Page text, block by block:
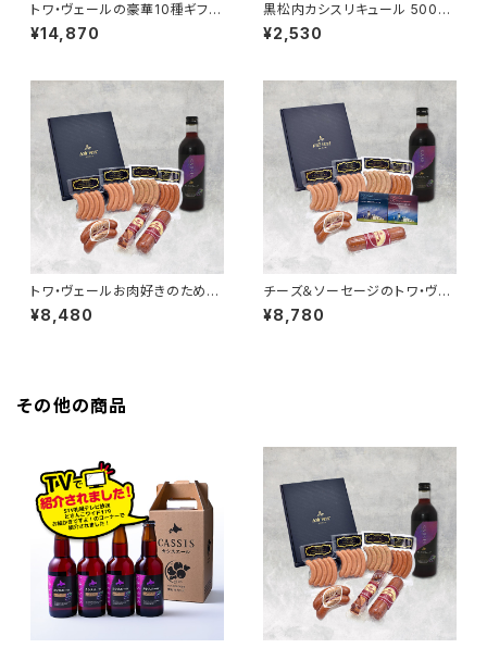
トワ・ヴェールの豪華10種ギフト
セットと「黒松内カシスエール 3
30ml」4本
¥14,870
黒松内カシスリキュール 500ml
（化粧箱付き）
¥2,530
トワ・ヴェールお肉好きのための
ギフトセットと「黒松内カシスリ
キュール 500ml」1本
¥8,480
チーズ＆ソーセージのトワ・ヴェ
ールギフトセットと「黒松内カシ
スリキュール 500ml」1本
¥8,780
その他の商品